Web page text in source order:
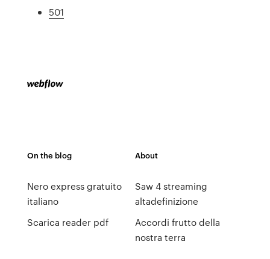
501
On the blog
Nero express gratuito
italiano
Scarica reader pdf
About
Saw 4 streaming
altadefinizione
Accordi frutto della
nostra terra